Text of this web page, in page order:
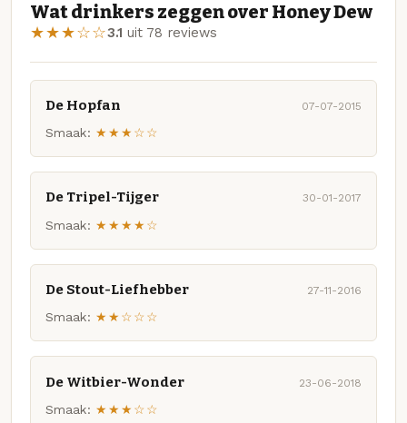
Wat drinkers zeggen over Honey Dew
★★★☆☆3.1 uit 78 reviews
De Hopfan 07-07-2015
Smaak: ★★★☆☆
De Tripel-Tijger 30-01-2017
Smaak: ★★★★☆
De Stout-Liefhebber 27-11-2016
Smaak: ★★☆☆☆
De Witbier-Wonder 23-06-2018
Smaak: ★★★☆☆